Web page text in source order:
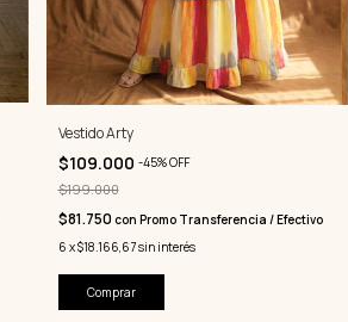
Vestido Arty
$109.000 -45%OFF
$199.000
$81.750 con Promo Transferencia / Efectivo
6 x$18.166,67sin interés
Comprar